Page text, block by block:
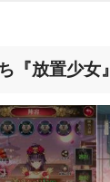
『放置少女』